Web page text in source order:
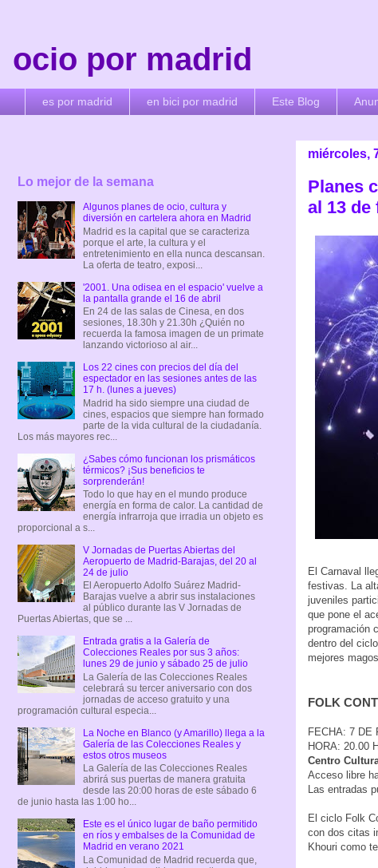
ocio por madrid
es por madrid en bici por madrid Este Blog
miércoles,
Planes
al 13 de
El Carnaval
festivas. La
juveniles
que pone el
programación
dentro del
mejores
FOLK
FECHA: 7 DE
HORA: 20.00
Centro
Acceso libre
Las entradas
El ciclo Folk
con dos citas
Khouri como
Lo mejor de la semana
Algunos planes de ocio, cultura y
diversión en cartelera ahora en Madrid
Madrid es la capital que se caracteriza
porque el arte, la cultura y el
entretenimiento en ella nunca descansan.
La oferta de teatro, exposi...
'2001. Una odisea en el espacio' vuelve a
la pantalla grande el 16 de abril
En 24 de las salas de Cinesa, en dos
sesiones, 18.30h y 21.30h ¿Quién no
recuerda la famosa imagen de un primate
lanzando victorioso al air...
Los 22 cines con precios del día del
espectador en las sesiones antes de las
17 h. (lunes a jueves)
Madrid ha sido siempre una ciudad de
cines, espacios que siempre han formado
parte de la vida cultural de la ciudadanía.
Los más mayores rec...
¿Sabes cómo funcionan los prismáticos
térmicos? ¡Sus beneficios te
sorprenderán!
Todo lo que hay en el mundo produce
energía en forma de calor. La cantidad de
energía infrarroja que irradia un objeto es
proporcional a s...
V Jornadas de Puertas Abiertas del
Aeropuerto de Madrid-Barajas, del 20 al
24 de julio
El Aeropuerto Adolfo Suárez Madrid-
Barajas vuelve a abrir sus instalaciones
al público durante las V Jornadas de
Puertas Abiertas, que se ...
Entrada gratis a la Galería de
Colecciones Reales por sus 3 años:
lunes 29 de junio y sábado 25 de julio
La Galería de las Colecciones Reales
celebrará su tercer aniversario con dos
jornadas de acceso gratuito y una
programación cultural especia...
La Noche en Blanco (y Amarillo) llega a la
Galería de las Colecciones Reales y
estos otros museos
La Galería de las Colecciones Reales
abrirá sus puertas de manera gratuita
desde las 20:00 horas de este sábado 6
de junio hasta las 1:00 ho...
Este es el único lugar de baño permitido
en ríos y embalses de la Comunidad de
Madrid en verano 2021
La Comunidad de Madrid recuerda que,